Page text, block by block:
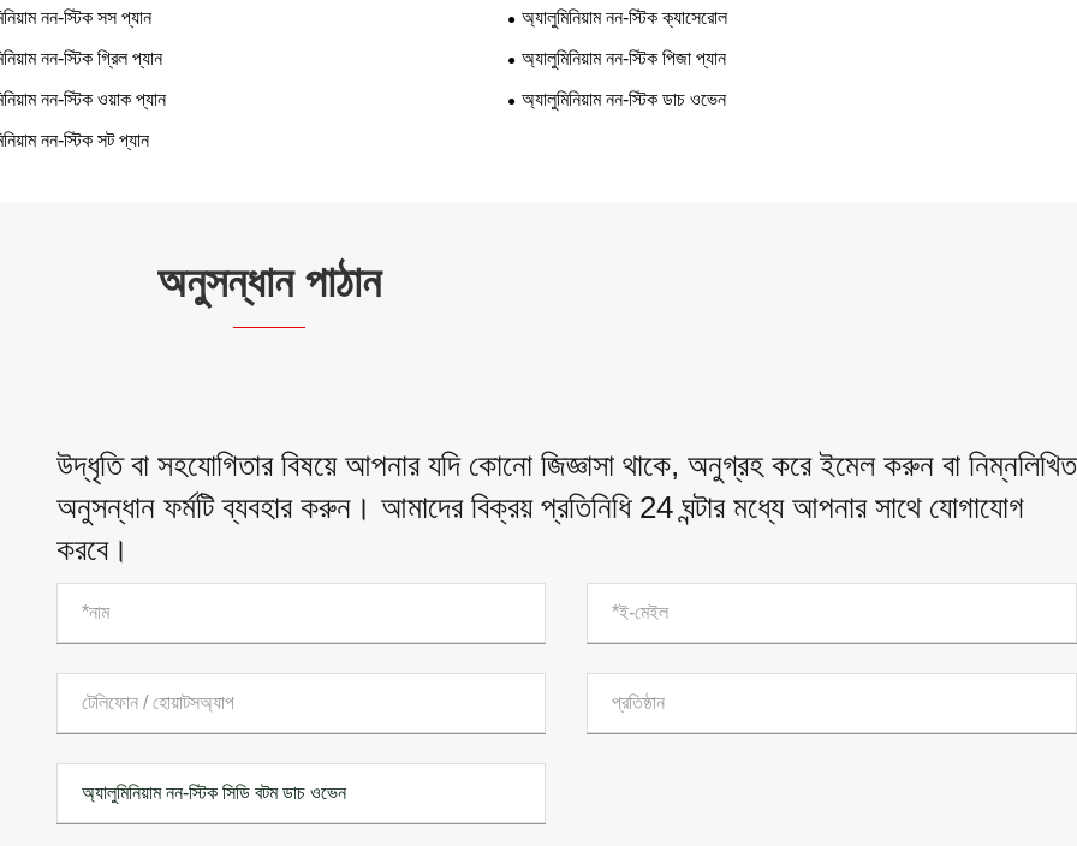
নন-স্টিক সস প্যান
অ্যালুমিনিয়াম নন-স্টিক ক্যাসেরোল
নন-স্টিক গ্রিল প্যান
অ্যালুমিনিয়াম নন-স্টিক পিজা প্যান
নন-স্টিক ওয়াক প্যান
অ্যালুমিনিয়াম নন-স্টিক ডাচ ওভেন
নন-স্টিক সট প্যান
অনুসন্ধান পাঠান
উদ্ধৃতি বা সহযোগিতার বিষয়ে আপনার যদি কোনো জিজ্ঞাসা থাকে, অনুগ্রহ করে ইমেল করুন বা নিম্নলিখিত
অনুসন্ধান ফর্মটি ব্যবহার করুন। আমাদের বিক্রয় প্রতিনিধি 24 ঘন্টার মধ্যে আপনার সাথে যোগাযোগ
করবে।